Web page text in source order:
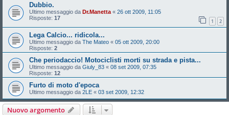
Dubbio.
Ultimo messaggio da Dr.Manetta « 26 ott 2009, 11:05
Risposte: 17 1 2
Lega Calcio... ridicola...
Ultimo messaggio da The Mateo « 05 ott 2009, 20:00
Risposte: 2
Che periodaccio! Motociclisti morti su strada e pista...
Ultimo messaggio da Giuly_83 « 08 set 2009, 07:35
Risposte: 12
Furto di moto d'epoca
Ultimo messaggio da 2LE « 03 set 2009, 12:32
Nuovo argomento